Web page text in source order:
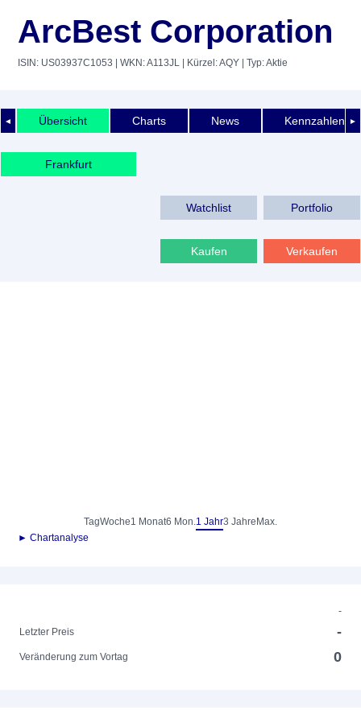
ArcBest Corporation
ISIN: US03937C1053 | WKN: A113JL | Kürzel: AQY | Typ: Aktie
◄ ►
Übersicht Charts News Kennzahlen
Frankfurt
Watchlist Portfolio
Kaufen Verkaufen
TagWoche1 Monat6 Mon.1 Jahr3 Jahre Max.
► Chartanalyse
-
Letzter Preis
-
Veränderung zum Vortag 0